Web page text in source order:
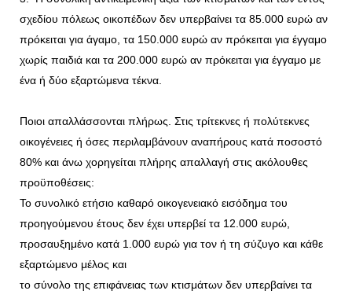
σχεδίου πόλεως οικοπέδων δεν υπερβαίνει τα 85.000 ευρώ αν
πρόκειται για άγαμο, τα 150.000 ευρώ αν πρόκειται για έγγαμο
χωρίς παιδιά και τα 200.000 ευρώ αν πρόκειται για έγγαμο με
ένα ή δύο εξαρτώμενα τέκνα.
Ποιοι απαλλάσσονται πλήρως. Στις τρίτεκνες ή πολύτεκνες
οικογένειες ή όσες περιλαμβάνουν αναπήρους κατά ποσοστό
80% και άνω χορηγείται πλήρης απαλλαγή στις ακόλουθες
προϋποθέσεις:
Το συνολικό ετήσιο καθαρό οικογενειακό εισόδημα του
προηγούμενου έτους δεν έχει υπερβεί τα 12.000 ευρώ,
προσαυξημένο κατά 1.000 ευρώ για τον ή τη σύζυγο και κάθε
εξαρτώμενο μέλος και
το σύνολο της επιφάνειας των κτισμάτων δεν υπερβαίνει τα